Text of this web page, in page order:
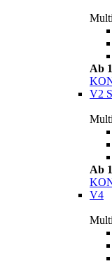
Ab
V2 S
Ab
V4